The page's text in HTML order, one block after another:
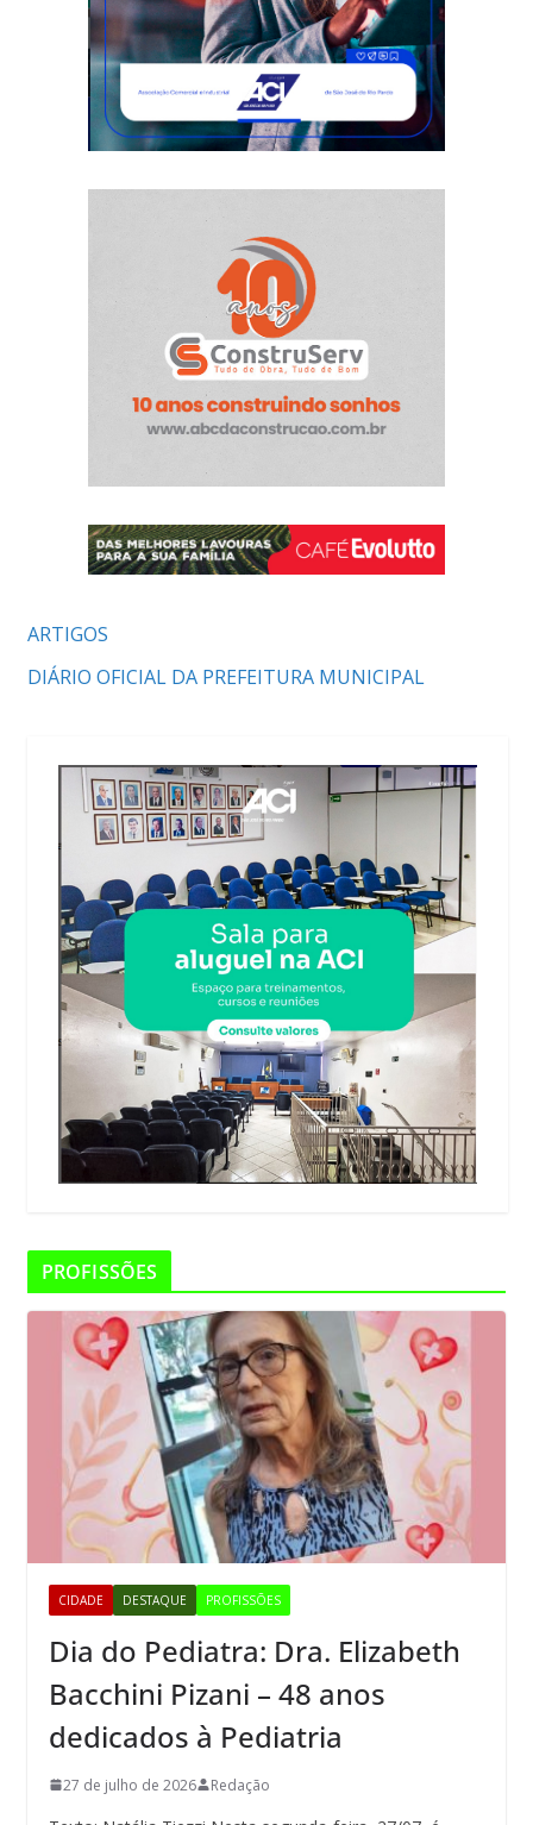
ARTIGOS
DIÁRIO OFICIAL DA PREFEITURA MUNICIPAL
PROFISSÕES
CIDADE DESTAQUE PROFISSÕES
Dia do Pediatra: Dra. Elizabeth
Bacchini Pizani – 48 anos
dedicados à Pediatria
27 de julho de 2026 Redação